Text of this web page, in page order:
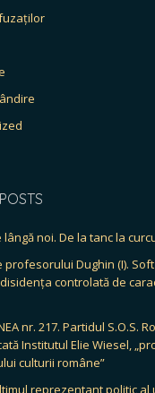
lângă noi. De la tanc la
profesorului Dughin (I).
controlată de
nr. 217. Partidul S.O.S.
Institutul Elie Wiesel,
culturii române”
reprezentant politic al